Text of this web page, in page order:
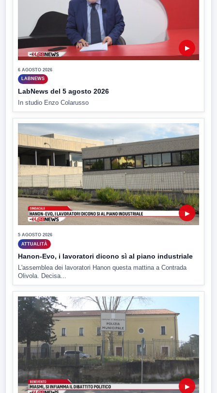
▶
6 AGOSTO 2026
LABNEWS
LabNews del 5 agosto 2026
In studio Enzo Colarusso
▶
5 AGOSTO 2026
ATTUALITÀ
Hanon-Evo, i lavoratori dicono sì al piano industriale
L'assemblea dei lavoratori Hanon questa mattina a Contrada
Olivola. Decisa...
▶